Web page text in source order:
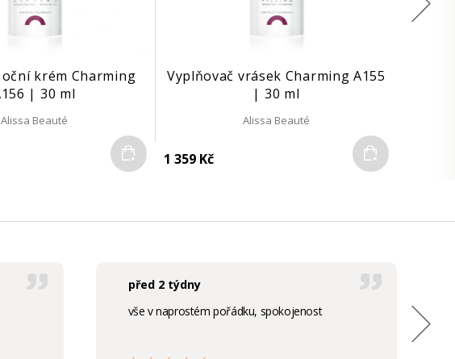
krém Charming
| 30 ml
Alissa Beauté
Do košíku
Vyplňovač vrásek Charming A155
| 30 ml
Alissa Beauté
1 359 Kč Do košíku
před 2 týdny
vše v naprostém pořádku, spokojenost